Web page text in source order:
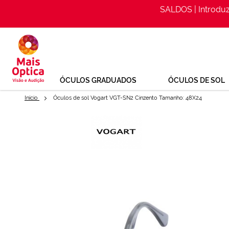
SALDOS |
ÓCULOS GRADUADOS ÓCULOS DE SOL
Início Óculos de sol Vogart VGT-SN2 Cinzento Tamanho: 48X24
Óculos de sol Vogart VGT-